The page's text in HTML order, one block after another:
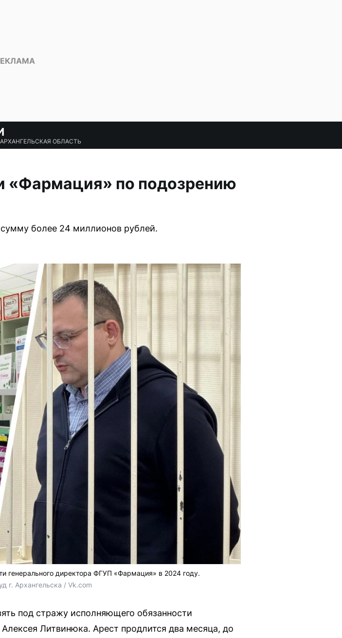
ОБЛАСТЬ
«Фармация» по подозрению
более 24 миллионов рублей.
генерального директора ФГУП «Фармация» в 2024 году.
г. Архангельска / Vk.com
под стражу исполняющего обязанности
Литвинюка. Арест продлится два месяца, до